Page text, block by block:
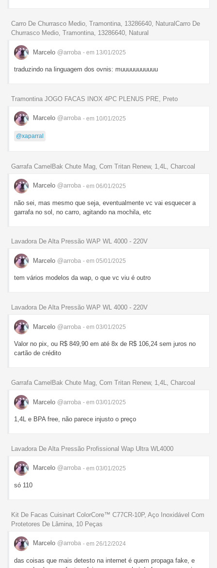
Carro De Churrasco Medio, Tramontina, 13286640, NaturalCarro De
Churrasco Medio, Tramontina, 13286640, Natural
Marcelo @arroba - em 13/01/2025
traduzindo na linguagem dos ovnis: muuuuuuuuuuu
Tramontina JOGO FACAS INOX 4PC PLENUS PRE, Preto
Marcelo @arroba - em 10/01/2025
@xaparral
Garrafa CamelBak Chute Mag, Com Tritan Renew, 1,4L, Charcoal
Marcelo @arroba - em 06/01/2025
não sei, mas mesmo que seja, eventualmente vc vai esquecer a
garrafa no sol, no carro, agitando na mochila, etc
Lavadora De Alta Pressão WAP WL 4000 - 220V
Marcelo @arroba - em 05/01/2025
tem vários modelos da wap, o que vc viu é outro
Lavadora De Alta Pressão WAP WL 4000 - 220V
Marcelo @arroba - em 03/01/2025
Valor no pix, ou R$ 849,90 em até 8x de R$ 106,24 sem juros no
cartão de crédito
Garrafa CamelBak Chute Mag, Com Tritan Renew, 1,4L, Charcoal
Marcelo @arroba - em 03/01/2025
1,4L e BPA free, não parece injusto o preço
Lavadora De Alta Pressão Profissional Wap Ultra WL4000
Marcelo @arroba - em 03/01/2025
só 110
Kit De Facas Cuisinart ColorCore™ C77CR-10P, Aço Inoxidável Com
Protetores De Lâmina, 10 Peças
Marcelo @arroba - em 26/12/2024
das coisas que mais detesto na internet é quem propaga fake, e